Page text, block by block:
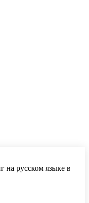
на русском языке в